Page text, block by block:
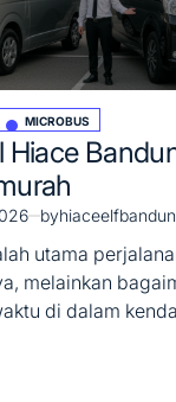
MICROBUS
Hiace
by
utama
melainkan
di dalam